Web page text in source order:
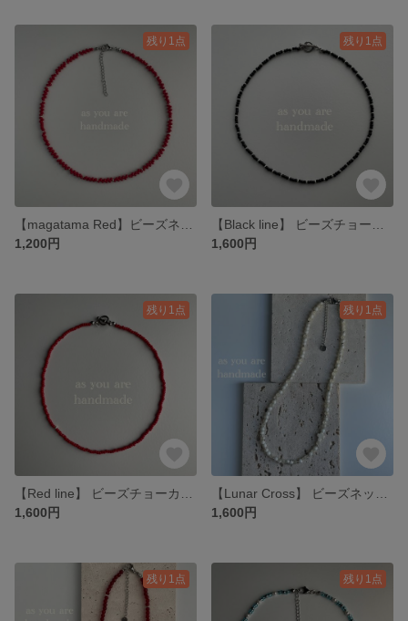
残り1点
1,200円
残り1点
1,600円
残り1点
1,600円
残り1点
1,600円
残り1点 残り1点